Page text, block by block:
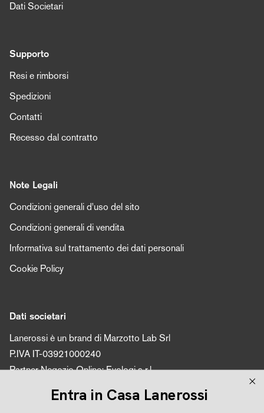
Dati Societari
Supporto
Resi e rimborsi
Spedizioni
Contatti
Recesso dal contratto
Note Legali
Condizioni generali d'uso del sito
Condizioni generali di vendita
Informativa sul trattamento dei dati personali
Cookie Policy
Dati societari
Lanerossi è un brand di Marzotto Lab Srl
P.IVA IT-03921000240
Partner Negozio Online: Evologi s.r.l.
Entra in Casa Lanerossi